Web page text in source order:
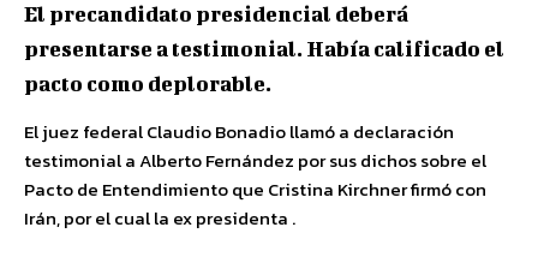
El precandidato presidencial deberá
presentarse a testimonial. Había calificado el
pacto como deplorable.
El juez federal Claudio Bonadio llamó a declaración
testimonial a Alberto Fernández por sus dichos sobre el
Pacto de Entendimiento que Cristina Kirchner firmó con
Irán, por el cual la ex presidenta .